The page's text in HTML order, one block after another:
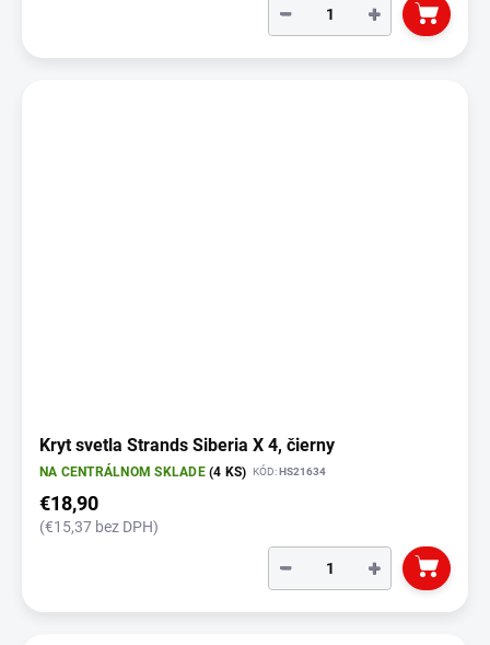
+
−
Kryt svetla Strands Siberia X 4, čierny
NA CENTRÁLNOM SKLADE(4 KS) KÓD:HS21634
€18,90
(€15,37 bez DPH)
+
−